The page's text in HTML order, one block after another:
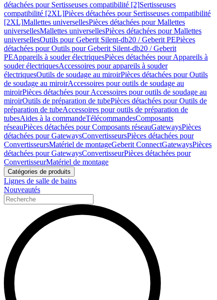
détachées pour Sertisseuses compatibilité [2]Sertisseuses
compatibilité [2XL]Pièces détachées pour Sertisseuses compatibilité
[2XL]Mallettes universellesPièces détachées pour Mallettes
universellesMallettes universellesPièces détachées pour Mallettes
universellesOutils pour Geberit Silent-db20 / Geberit PEPièces
détachées pour Outils pour Geberit Silent-db20 / Geberit
PEAppareils à souder électriquesPièces détachées pour Appareils à
souder électriquesAccessoires pour appareils à souder
électriquesOutils de soudage au miroirPièces détachées pour Outils
de soudage au miroirAccessoires pour outils de soudage au
miroirPièces détachées pour Accessoires pour outils de soudage au
miroirOutils de préparation de tubePièces détachées pour Outils de
préparation de tubeAccessoires pour outils de préparation de
tubesAides à la commandeTélécommandesComposants
réseauPièces détachées pour Composants réseauGatewaysPièces
détachées pour GatewaysConvertisseursPièces détachées pour
ConvertisseursMatériel de montageGeberit ConnectGatewaysPièces
détachées pour GatewaysConvertisseurPièces détachées pour
ConvertisseurMatériel de montage
Catégories de produits
Lignes de salle de bains
Nouveautés